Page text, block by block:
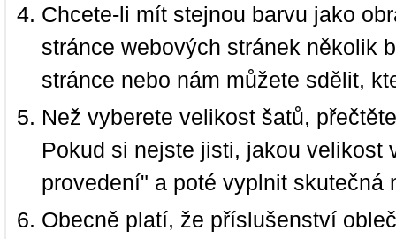
Chcete-li mít stejnou barvu jako
stránce webových stránek několik
stránce nebo nám můžete sdělit,
Než vyberete velikost šatů,
Pokud si nejste jisti, jakou velikost
provedení" a poté vyplnit
Obecně platí, že příslušenství